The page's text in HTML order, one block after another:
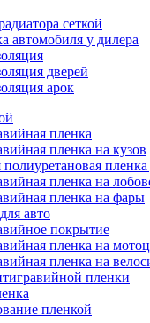
сеткой
автомобиля у дилера
дверей
арок
пленка
пленка на кузов
пленка
пленка на
пленка на фары
авто
покрытие
пленка на
пленка на
пленки
пленкой